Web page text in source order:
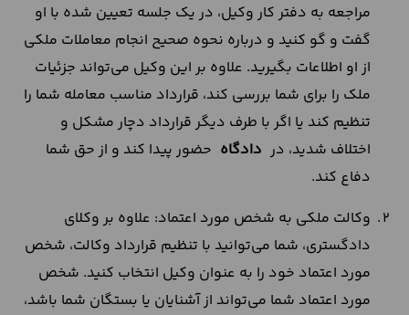
مراجعه به دفتر کار وکیل، در یک جلسه تعیین شده با او
گفت و گو کنید و درباره نحوه صحیح انجام معاملات ملکی
از او اطلاعات بگیرید. علاوه بر این وکیل می‌تواند جزئیات
ملک را برای شما بررسی کند، قرارداد مناسب معامله شما را
تنظیم کند یا اگر با طرف دیگر قرارداد دچار مشکل و
اختلاف شدید، در دادگاه حضور پیدا کند و از حق شما
دفاع کند.
وکالت ملکی به شخص مورد اعتماد: علاوه بر وکلای
دادگستری، شما می‌توانید با تنظیم قرارداد وکالت، شخص
مورد اعتماد خود را به عنوان وکیل انتخاب کنید. شخص
مورد اعتماد شما می‌تواند از آشنایان یا بستگان شما باشد،